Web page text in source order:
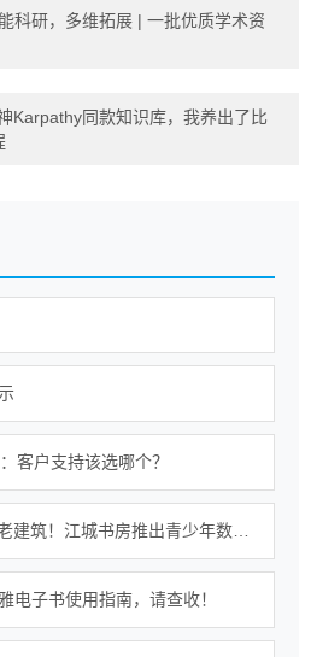
科研，多维拓展 | 一批优质学术资
Karpathy同款知识库，我养出了比
客户支持该选哪个？
电子书使用指南，请查收！